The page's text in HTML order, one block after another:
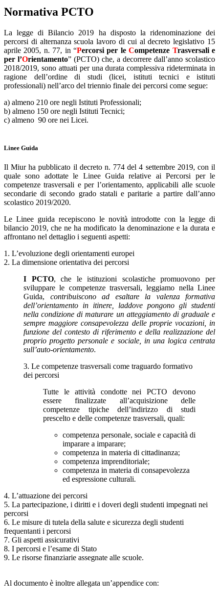
Normativa PCTO
La legge di Bilancio 2019 ha disposto la ridenominazione dei
percorsi di alternanza scuola lavoro di cui al decreto legislativo 15
aprile 2005, n. 77, in “Percorsi per leCompetenze Trasversali e
per l’Orientamento” (PCTO) che, a decorrere dall’anno scolastico
2018/2019, sono attuati per una durata complessiva rideterminata in
ragione dell’ordine di studi (licei, istituti tecnici e istituti
professionali) nell’arco del triennio finale dei percorsi come segue:
a) almeno 210 ore negli Istituti Professionali;
b) almeno 150 ore negli Istituti Tecnici;
c) almeno 90 ore nei Licei.
Linee Guida
Il Miur ha pubblicato il decreto n. 774 del 4 settembre 2019, con il
quale sono adottate le Linee Guida relative ai Percorsi per le
competenze trasversali e per l’orientamento, applicabili alle scuole
secondarie di secondo grado statali e paritarie a partire dall’anno
scolastico 2019/2020.
Le Linee guida recepiscono le novità introdotte con la legge di
bilancio 2019, che ne ha modificato la denominazione e la durata e
affrontano nel dettaglio i seguenti aspetti:
1. L’evoluzione degli orientamenti europei
2. La dimensione orientativa dei percorsi
I
PCTO, che le istituzioni scolastiche promuovono per
sviluppare le competenze trasversali, leggiamo nella Linee
Guida, contribuiscono ad esaltare la valenza formativa
dell’orientamento in itinere, laddove pongono gli studenti
nella condizione di maturare un atteggiamento di graduale e
sempre maggiore consapevolezza delle proprie vocazioni, in
funzione del contesto di riferimento e della realizzazione del
proprio progetto personale e sociale, in una logica centrata
sull’auto-orientamento.
3. Le competenze trasversali come traguardo formativo
dei percorsi
Tutte le attività condotte nei PCTO devono
essere finalizzate all’acquisizione delle
competenze tipiche dell’indirizzo di studi
prescelto e delle competenze trasversali, quali:
competenza personale, sociale e capacità di
imparare a imparare;
competenza in materia di cittadinanza;
competenza imprenditoriale;
competenza in materia di consapevolezza
ed espressione culturali.
4. L’attuazione dei percorsi
5. La partecipazione, i diritti e i doveri degli studenti impegnati nei
percorsi
6. Le misure di tutela della salute e sicurezza degli studenti
frequentanti i percorsi
7. Gli aspetti assicurativi
8. I percorsi e l’esame di Stato
9. Le risorse finanziarie assegnate alle scuole.
Al documento è inoltre allegata un’appendice con: